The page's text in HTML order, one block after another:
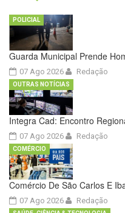
Guarda Municipal Prende
07 Ago 2026
POLICIAL
Redação
Integra Cad: Encontro
07 Ago 2026
OUTRAS NOTÍCIAS
Redação
Comércio De São Carlos E
07 Ago 2026
COMÉRCIO
Redação